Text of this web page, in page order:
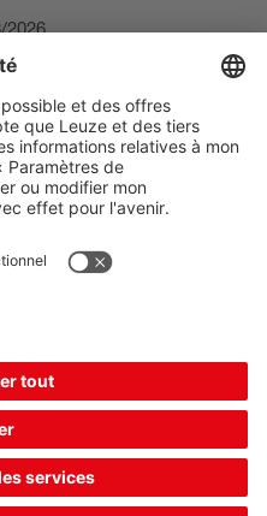
2026
Paramètres des cookies
Mentions légales